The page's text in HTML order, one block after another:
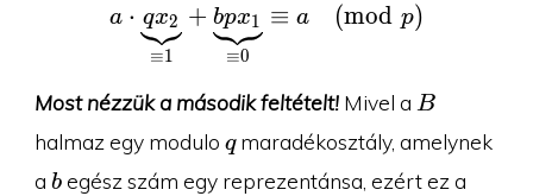
a\cdot
a ⋅
≡1
qx2 +
≡0
bpx1 ≡ a (mod p)
Most nézzük a második feltételt!Mivel a B
B
halmaz egy modulo q
qmaradékosztály, amelynek
a b
begész szám egy reprezentánsa, ezért ez a